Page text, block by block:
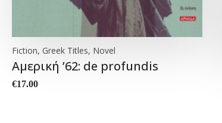
Fiction, Greek Titles, Novel
Αμερική ’62: de profundis
€17.00